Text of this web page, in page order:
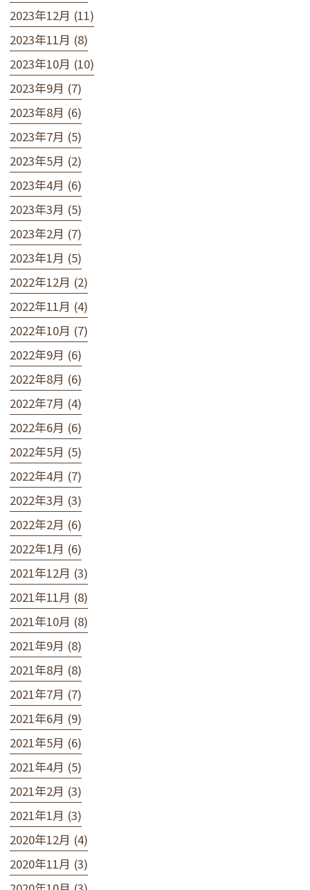
2023年12月 (11)
2023年11月 (8)
2023年10月 (10)
2023年9月 (7)
2023年8月 (6)
2023年7月 (5)
2023年5月 (2)
2023年4月 (6)
2023年3月 (5)
2023年2月 (7)
2023年1月 (5)
2022年12月 (2)
2022年11月 (4)
2022年10月 (7)
2022年9月 (6)
2022年8月 (6)
2022年7月 (4)
2022年6月 (6)
2022年5月 (5)
2022年4月 (7)
2022年3月 (3)
2022年2月 (6)
2022年1月 (6)
2021年12月 (3)
2021年11月 (8)
2021年10月 (8)
2021年9月 (8)
2021年8月 (8)
2021年7月 (7)
2021年6月 (9)
2021年5月 (6)
2021年4月 (5)
2021年2月 (3)
2021年1月 (3)
2020年12月 (4)
2020年11月 (3)